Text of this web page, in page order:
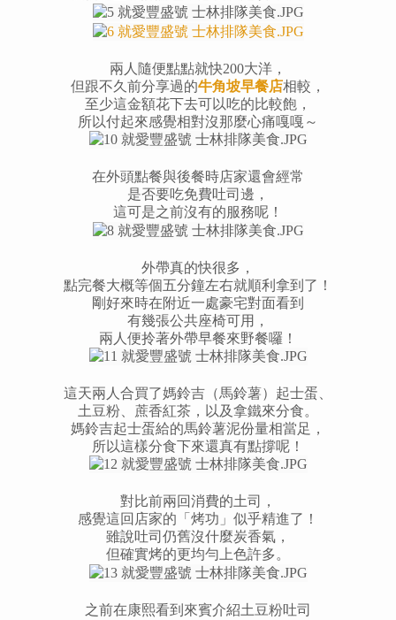
兩人隨便點點就快200大洋，
但跟不久前分享過的牛角坡早餐店相較，
至少這金額花下去可以吃的比較飽，
所以付起來感覺相對沒那麼心痛嘎嘎～
在外頭點餐與後餐時店家還會經常
是否要吃免費吐司邊，
這可是之前沒有的服務呢！
外帶真的快很多，
點完餐大概等個五分鐘左右就順利拿到了！
剛好來時在附近一處豪宅對面看到
有幾張公共座椅可用，
兩人便拎著外帶早餐來野餐囉！
這天兩人合買了媽鈴吉（馬鈴薯）起士蛋、
土豆粉、蔗香紅茶，以及拿鐵來分食。
媽鈴吉起士蛋給的馬鈴薯泥份量相當足，
所以這樣分食下來還真有點撐呢！
對比前兩回消費的土司，
感覺這回店家的「烤功」似乎精進了！
雖說吐司仍舊沒什麼炭香氣，
但確實烤的更均勻上色許多。
之前在康熙看到來賓介紹土豆粉吐司